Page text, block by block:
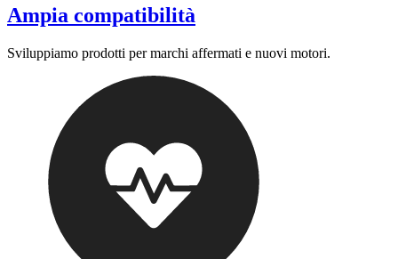
Ampia compatibilità
Sviluppiamo prodotti per marchi affermati e nuovi motori.